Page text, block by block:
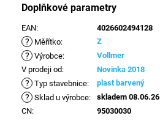
Doplňkové parametry
EAN: 4026602494128
? Měřítko: Z
? Výrobce:
Vollmer
V prodeji od: Novinka 2018
? Typ stavebnice: plast barvený
? Sklad u výrobce:
skladem 08.06.26
CN: 95030030